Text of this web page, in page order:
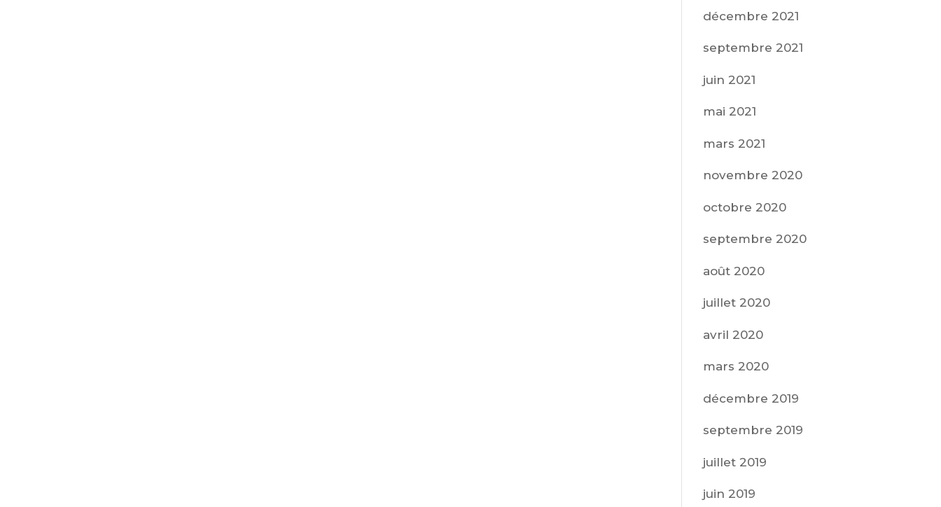
décembre 2021
septembre 2021
juin 2021
mai 2021
mars 2021
novembre 2020
octobre 2020
septembre 2020
août 2020
juillet 2020
avril 2020
mars 2020
décembre 2019
septembre 2019
juillet 2019
juin 2019